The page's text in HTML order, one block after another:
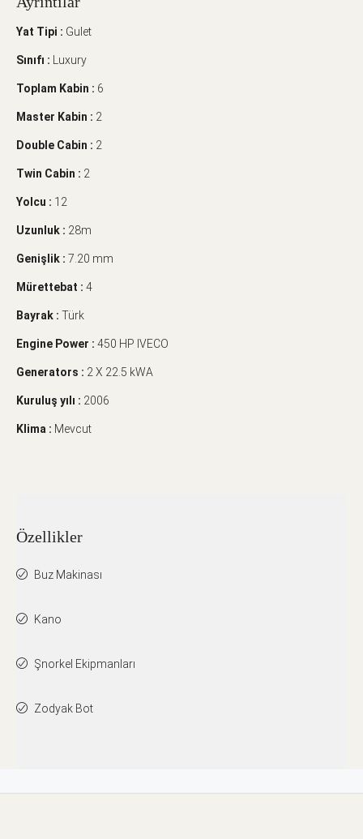
Yat Tipi : Gulet
Sınıfı : Luxury
Toplam Kabin : 6
Master Kabin : 2
Double Cabin : 2
Twin Cabin : 2
Yolcu : 12
Uzunluk : 28m
Genişlik : 7.20 mm
Mürettebat : 4
Bayrak : Türk
Engine Power : 450 HP IVECO
Generators : 2 X 22.5 kWA
Kuruluş yılı : 2006
Klima : Mevcut
Özellikler
Buz Makinası
Kano
Şnorkel Ekipmanları
Zodyak Bot